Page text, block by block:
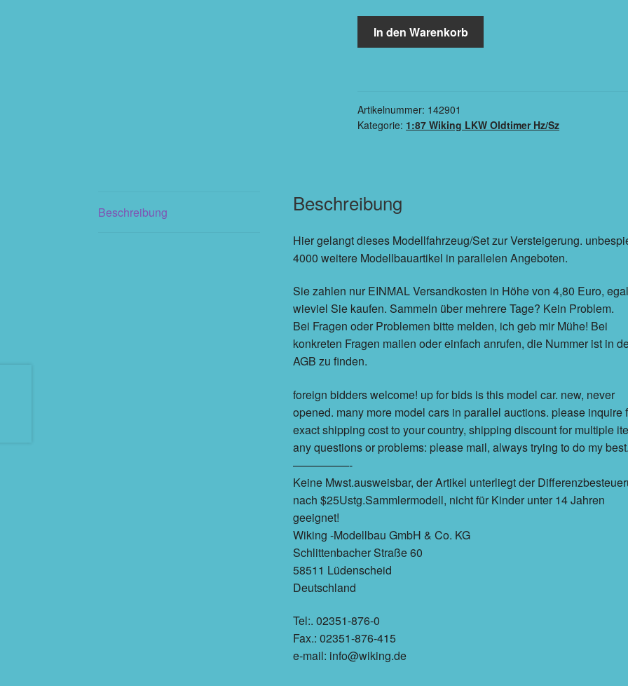
In den Warenkorb
Artikelnummer: 142901
Kategorie: 1:87 Wiking LKW Oldtimer Hz/Sz
Beschreibung Beschreibung
Hier gelangt dieses Modellfahrzeug/Set zur Versteigerung.
4000 weitere Modellbauartikel in parallelen Angeboten.
Sie zahlen nur EINMAL Versandkosten in Höhe von 4,80 Euro, egal
wieviel Sie kaufen. Sammeln über mehrere Tage? Kein Problem.
Bei Fragen oder Problemen bitte melden, ich geb mir Mühe! Bei
konkreten Fragen mailen oder einfach anrufen, die Nummer ist in
AGB zu finden.
foreign bidders welcome! up for bids is this model car. new, never
opened. many more model cars in parallel auctions. please inquire
exact shipping cost to your country, shipping discount for multiple
any questions or problems: please mail, always trying to do my best.
—————-
Keine Mwst.ausweisbar, der Artikel unterliegt der
nach $25Ustg.Sammlermodell, nicht für Kinder unter 14 Jahren
geeignet!
Wiking -Modellbau GmbH & Co. KG
Schlittenbacher Straße 60
58511 Lüdenscheid
Deutschland
Tel:. 02351-876-0
Fax.: 02351-876-415
e-mail: info@wiking.de